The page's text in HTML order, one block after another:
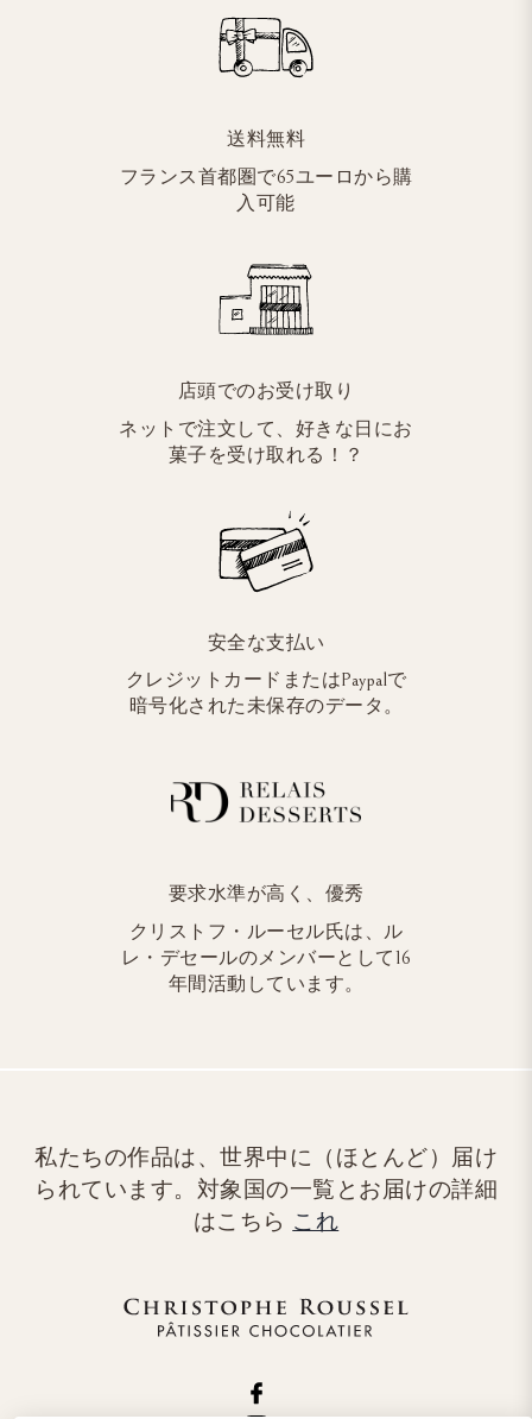
送料無料
フランス首都圏で65ユーロから購
入可能
店頭でのお受け取り
ネットで注文して、好きな日にお
菓子を受け取れる！？
安全な支払い
クレジットカードまたはPaypalで
暗号化された未保存のデータ。
要求水準が高く、優秀
クリストフ・ルーセル氏は、ル
レ・デセールのメンバーとして16
年間活動しています。
私たちの作品は、世界中に（ほとんど）届け
られています。対象国の一覧とお届けの詳細
はこちら これ